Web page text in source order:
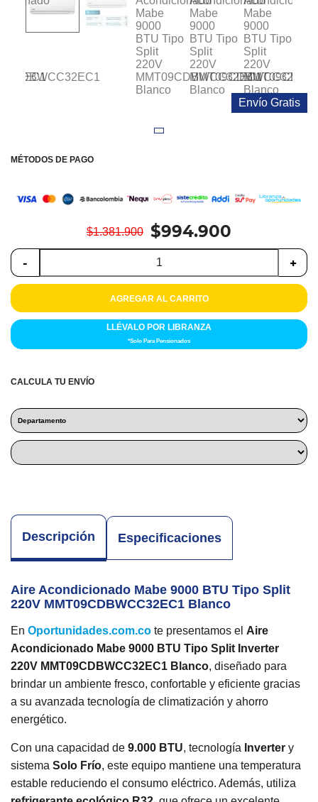
Cocina
Tecnología
Herramientas
Cuidado
Personal
Accesorios
Envío Gratis
MÉTODOS DE PAGO
$1.381.900 $994.900
- +
AGREGAR AL CARRITO
LLÉVALO POR LIBRANZA
*Solo Para Pensionados
CALCULA TU ENVÍO
Descripción Especificaciones
Aire Acondicionado Mabe 9000 BTU Tipo Split
220V MMT09CDBWCC32EC1 Blanco
En Oportunidades.com.co te presentamos el Aire
Acondicionado Mabe 9000 BTU Tipo Split Inverter
220V MMT09CDBWCC32EC1 Blanco, diseñado para
brindar un ambiente fresco, confortable y eficiente gracias
a su avanzada tecnología de climatización y ahorro
energético.
Con una capacidad de 9.000 BTU, tecnología Inverter y
sistema Solo Frío, este equipo mantiene una temperatura
estable reduciendo el consumo eléctrico. Además, utiliza